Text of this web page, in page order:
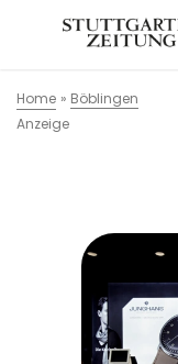
Home » Böblingen
Anzeige